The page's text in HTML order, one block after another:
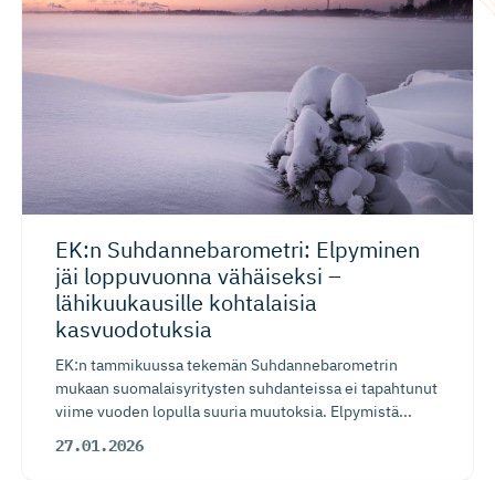
EK:n Suhdanneba­ro­metri: Elpyminen
jäi loppuvuonna vähäiseksi –
lähikuukausille kohtalaisia
kasvuodotuksia
EK:n tammikuussa tekemän Suhdannebarometrin
mukaan suomalaisyritysten suhdanteissa ei tapahtunut
viime vuoden lopulla suuria muutoksia. Elpymistä...
27.01.2026